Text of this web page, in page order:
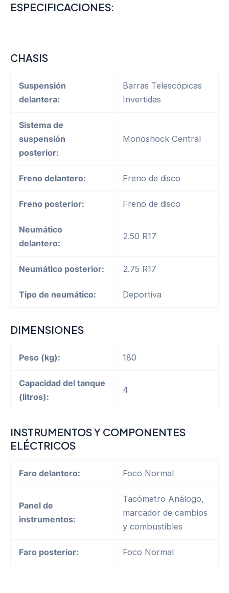
ESPECIFICACIONES:
CHASIS
Suspensión
delantera:
Barras Telescópicas
Invertidas
Sistema de
suspensión
posterior:
Monoshock Central
Freno delantero: Freno de disco
Freno posterior: Freno de disco
Neumático
delantero:
2.50 R17
Neumático posterior: 2.75 R17
Tipo de neumático: Deportiva
DIMENSIONES
Peso (kg): 180
Capacidad del tanque
(litros):
4
INSTRUMENTOS Y COMPONENTES
ELÉCTRICOS
Faro delantero: Foco Normal
Panel de
instrumentos:
Tacómetro Análogo,
marcador de cambios
y combustibles
Faro posterior: Foco Normal